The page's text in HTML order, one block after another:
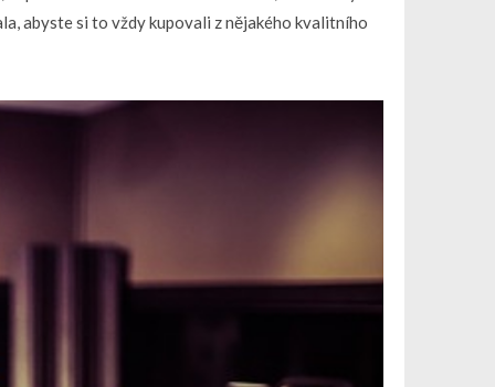
abyste si to vždy kupovali z nějakého kvalitního